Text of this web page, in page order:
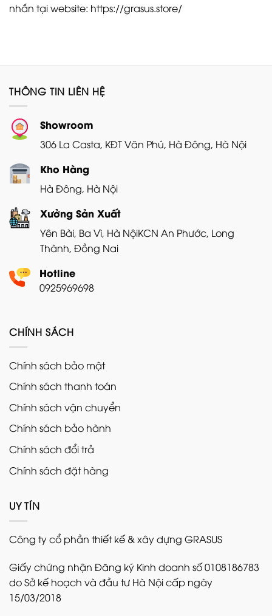
nhắn tại website: https://grasus.store/
THÔNG TIN LIÊN HỆ
Showroom
306 La Casta, KĐT Văn Phú, Hà Đông, Hà Nội
Kho Hàng
Hà Đông, Hà Nội
Xưởng Sản Xuất
Yên Bài, Ba Vì, Hà NộiKCN An Phước, Long
Thành, Đồng Nai
Hotline
0925969698
CHÍNH SÁCH
Chính sách bảo mật
Chính sách thanh toán
Chính sách vận chuyển
Chính sách bảo hành
Chính sách đổi trả
Chính sách đặt hàng
UY TÍN
Công ty cổ phần thiết kế & xây dựng GRASUS
Giấy chứng nhận Đăng ký Kinh doanh số 0108186783
do Sở kế hoạch và đầu tư Hà Nội cấp ngày
15/03/2018